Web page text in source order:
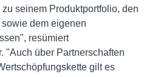
seinem Produktportfolio, den
dem eigenen
resümiert
"Auch über Partnerschaften
gilt es